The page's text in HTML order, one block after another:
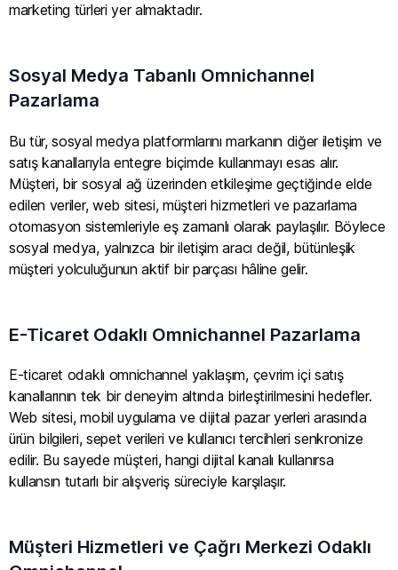
marketing türleri yer almaktadır.
Sosyal Medya Tabanlı Omnichannel
Pazarlama
Bu tür, sosyal medya platformlarını markanın diğer iletişim ve
satış kanallarıyla entegre biçimde kullanmayı esas alır.
Müşteri, bir sosyal ağ üzerinden etkileşime geçtiğinde elde
edilen veriler, web sitesi, müşteri hizmetleri ve pazarlama
otomasyon sistemleriyle eş zamanlı olarak paylaşılır. Böylece
sosyal medya, yalnızca bir iletişim aracı değil, bütünleşik
müşteri yolculuğunun aktif bir parçası hâline gelir.
E-Ticaret Odaklı Omnichannel Pazarlama
E-ticaret odaklı omnichannel yaklaşım, çevrim içi satış
kanallarının tek bir deneyim altında birleştirilmesini hedefler.
Web sitesi, mobil uygulama ve dijital pazar yerleri arasında
ürün bilgileri, sepet verileri ve kullanıcı tercihleri senkronize
edilir. Bu sayede müşteri, hangi dijital kanalı kullanırsa
kullansın tutarlı bir alışveriş süreciyle karşılaşır.
Müşteri Hizmetleri ve Çağrı Merkezi Odaklı